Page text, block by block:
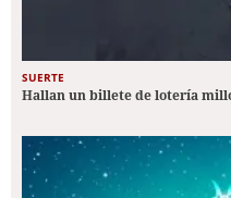
SUERTE
Hallan un billete de lotería